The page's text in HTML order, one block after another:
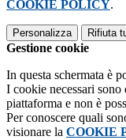
COOKIE POLICY.
Personalizza Rifiuta
Gestione cookie
In questa schermata è
I cookie necessari
piattaforma e non è
Per conoscere quali
visionare la COOKIE